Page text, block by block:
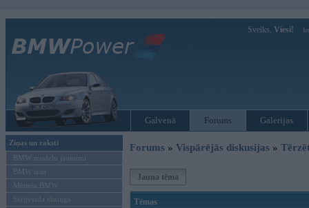
Sveiks, Viesi!
Galvenā Forums Galerijas
Ziņas un raksti
BMW modeļu jaunumi
BMW testi
Mēneša BMW
Sērijveida tūnings
Forums » Vispārējās diskusijas »
Jauna tēma
Tēmas